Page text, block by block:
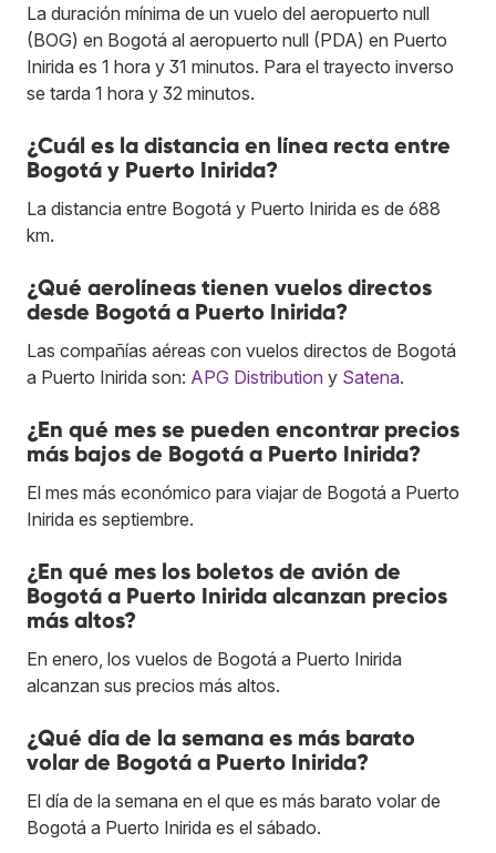
La duración mínima de un vuelo del aeropuerto null
(BOG) en Bogotá al aeropuerto null (PDA) en Puerto
Inirida es 1 hora y 31 minutos. Para el trayecto inverso
se tarda 1 hora y 32 minutos.
¿Cuál es la distancia en línea recta entre
Bogotá y Puerto Inirida?
La distancia entre Bogotá y Puerto Inirida es de 688
km.
¿Qué aerolíneas tienen vuelos directos
desde Bogotá a Puerto Inirida?
Las compañías aéreas con vuelos directos de Bogotá
a Puerto Inirida son: APG Distribution y Satena.
¿En qué mes se pueden encontrar precios
más bajos de Bogotá a Puerto Inirida?
El mes más económico para viajar de Bogotá a Puerto
Inirida es septiembre.
¿En qué mes los boletos de avión de
Bogotá a Puerto Inirida alcanzan precios
más altos?
En enero, los vuelos de Bogotá a Puerto Inirida
alcanzan sus precios más altos.
¿Qué día de la semana es más barato
volar de Bogotá a Puerto Inirida?
El día de la semana en el que es más barato volar de
Bogotá a Puerto Inirida es el sábado.